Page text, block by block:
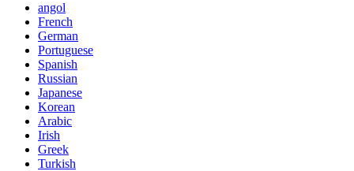
angol
French
German
Portuguese
Spanish
Russian
Japanese
Korean
Arabic
Irish
Greek
Turkish